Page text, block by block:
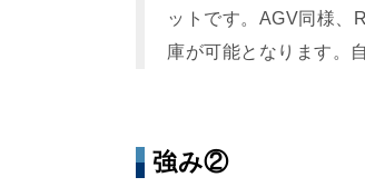
ットです。AGV同様、
庫が可能となります。
強み②